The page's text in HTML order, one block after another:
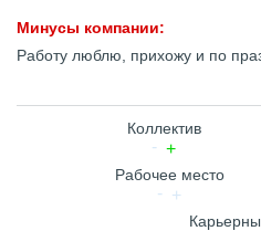
Минусы компании:
Работу люблю, прихожу и по
Коллектив
Рабочее место